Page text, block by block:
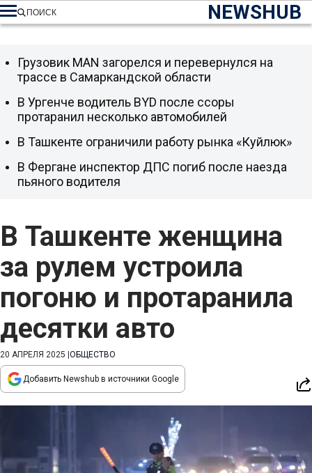
NEWSHUB
ПОИСК
В Ташкенте женщина
за рулем устроила
погоню и протаранила
десятки авто
20 АПРЕЛЯ 2025 ОБЩЕСТВО
Добавить Newshub в источники Google
Грузовик MAN загорелся и перевернулся на
трассе в Самаркандской области
В Ургенче водитель BYD после ссоры
протаранил несколько автомобилей
В Ташкенте ограничили работу рынка «Куйлюк»
В Фергане инспектор ДПС погиб после наезда
пьяного водителя